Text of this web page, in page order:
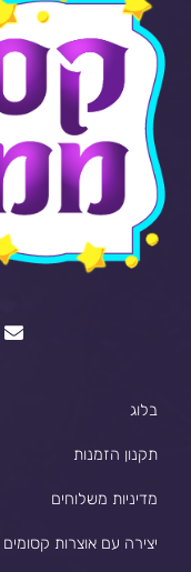
E
n
בלוג
תקנון הזמנות
מדיניות משלוחים
יצירה עם אוצרות קסומים